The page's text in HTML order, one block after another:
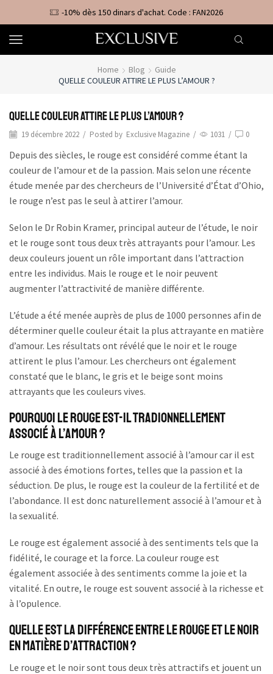
-10% dès 150 dinars d'achat. Code : FAN2026
Home Blog
Guide
QUELLE COULEUR ATTIRE LE PLUS L’AMOUR ?
Quelle Couleur Attire le Plus l’Amour ?
19 décembre 2022 / Posted by Exclusive Magazine / 1031 / 0
Depuis des siècles, le rouge est considéré comme étant la
couleur de l’amour et de la passion. Mais selon une récente
étude menée par des chercheurs de l’Université d’État d’Ohio,
le rouge n’est pas le seul à attirer l’amour.
Selon le Dr Robin Kramer, principal auteur de l’étude, le noir
et le rouge sont tous deux très attrayants pour l’amour. Les
deux couleurs jouent un rôle important dans l’attraction
entre les individus. Mais le rouge et le noir peuvent
augmenter l’attractivité de manière différente.
L’étude a été menée auprès de plus de 1000 personnes afin de
déterminer quelle couleur était la plus attrayante en matière
d’amour. Les résultats ont révélé que le noir et le rouge
attirent le plus l’amour. Les chercheurs ont également
constaté que le blanc, le gris et le beige sont moins
attrayants que les couleurs vives.
Pourquoi Le Rouge Est-Il Tradionnellement
Associé à l’Amour ?
Le rouge est traditionnellement associé à l’amour car il est
associé à des émotions fortes, telles que la passion et la
séduction. De plus, le rouge est la couleur de la fertilité et de
l’abondance. Il est donc naturellement associé à l’amour et à
la sexualité.
Le rouge est également associé à des sentiments tels que la
fidélité, le courage et la force. La couleur rouge est
également associée à des sentiments comme la joie et la
vitalité. En outre, le rouge est souvent associé à la richesse et
à l’opulence.
Quelle Est La Différence Entre le Rouge et le Noir
en Matière d’Attraction ?
Le rouge et le noir sont tous deux très attractifs et jouent un